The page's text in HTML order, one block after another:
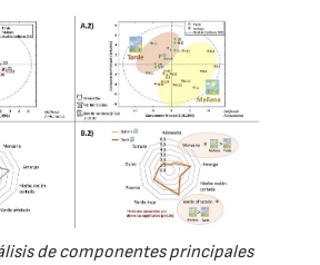
de componentes principales